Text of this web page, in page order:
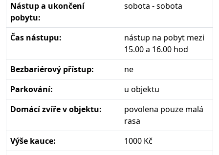
Nástup a ukončení
pobytu:
sobota - sobota
Čas nástupu:
nástup na pobyt mezi
15.00 a 16.00 hod
Bezbariérový přístup:
ne
Parkování:
u objektu
Domácí zvíře v objektu:
povolena pouze malá
rasa
Výše kauce:
1000 Kč